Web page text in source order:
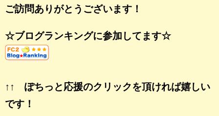
ご訪問ありがとうございます！
☆ブログランキングに参加してます☆
↑↑ ぽちっと応援のクリックを頂ければ嬉しい
です！